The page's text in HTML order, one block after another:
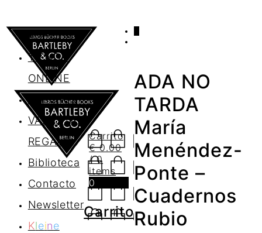
AGENDA
TIENDA
ONLINE
Nosotros
VALES DE
REGALO
Biblioteca
Contacto
Newsletter
Kleine
Carrito
€0.00
/ 0
items
0
Carrito
ADA NO
TARDA
María
Menéndez-
Ponte –
Cuadernos
Rubio